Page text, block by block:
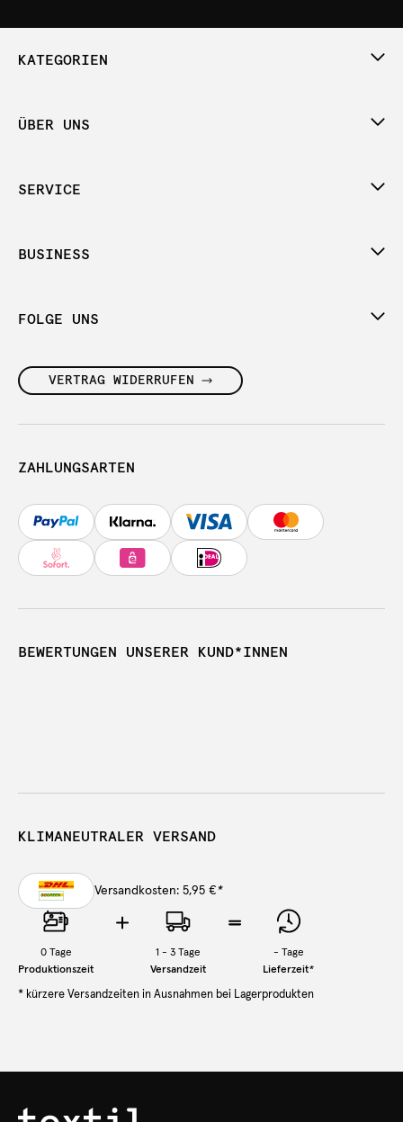
KATEGORIEN
ÜBER UNS
SERVICE
BUSINESS
FOLGE UNS
VERTRAG WIDERRUFEN
ZAHLUNGSARTEN
BEWERTUNGEN UNSERER KUND*INNEN
KLIMANEUTRALER VERSAND
Versandkosten: 5,95 €*
0Tage
Produktionszeit
1 - 3 Tage
Versandzeit
- Tage
Lieferzeit*
* kürzere Versandzeiten in Ausnahmen bei Lagerprodukten